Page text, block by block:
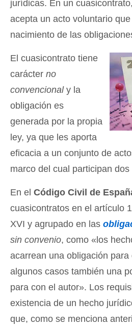
jurídicas. En un
acepta un acto voluntario que
nacimiento de las
El cuasicontrato tiene
carácter no
convencionaly la
obligación es
generada por la propia
ley, ya que les aporta
eficacia a un conjunto de
marco del cual participan dos
En el Código Civil de
cuasicontratos en el artículo
XVI y agrupado en las
sin convenio, como «los
acarrean una obligación
algunos casos también una
para con el autor». Los
existencia de un hecho
que, como se menciona